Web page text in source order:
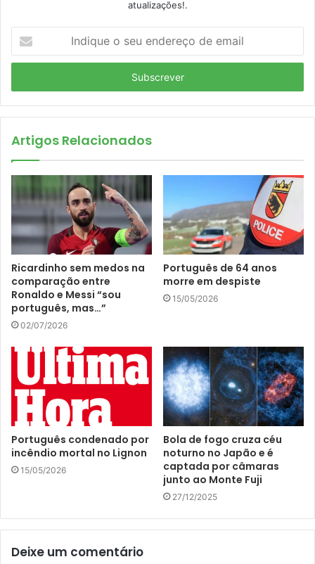
atualizações!.
d
q
u
o
e
d
e
r
e
ç
o
d
e
Artigos Relacionados
Ricardinho sem medos na
comparação entre
Ronaldo e Messi “sou
português, mas…”
02/07/2026
Português de 64 anos
morre em despiste
15/05/2026
Português condenado por
incêndio mortal no Lignon
15/05/2026
Bola de fogo cruza céu
noturno no Japão e é
captada por câmaras
junto ao Monte Fuji
27/12/2025
Deixe um comentário